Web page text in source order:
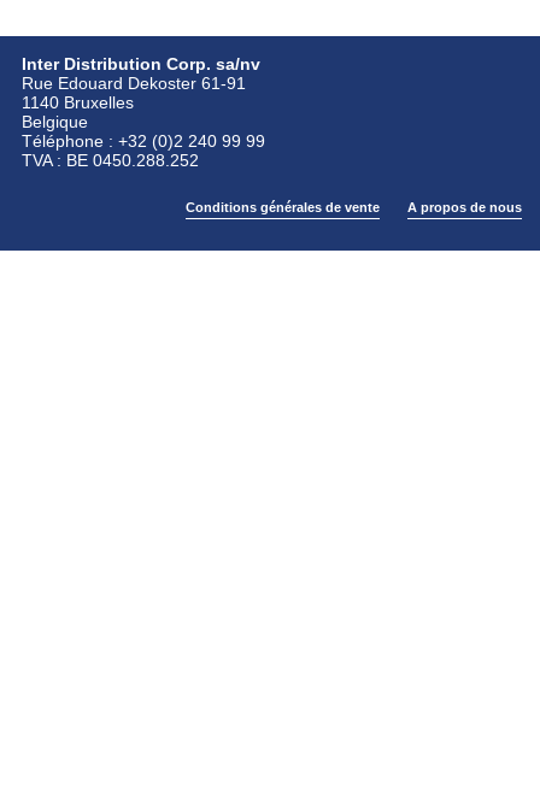
Inter Distribution Corp. sa/nv
Rue Edouard Dekoster 61-91
1140 Bruxelles
Belgique
Téléphone : +32 (0)2 240 99 99
TVA : BE 0450.288.252
Conditions générales de vente A propos de nous